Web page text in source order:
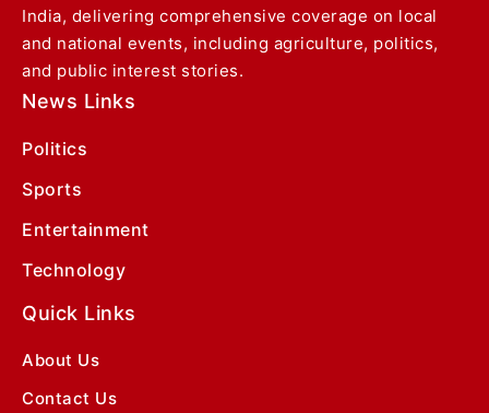
India, delivering comprehensive coverage on local
and national events, including agriculture, politics,
and public interest stories.
News Links
Politics
Sports
Entertainment
Technology
Quick Links
About Us
Contact Us